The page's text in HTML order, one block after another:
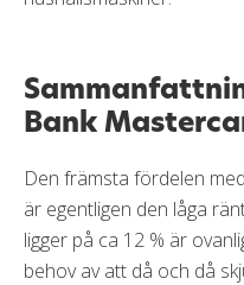
Bank
Den främsta fördelen
är egentligen den låga
ligger på ca 12 % är
behov av att då och då